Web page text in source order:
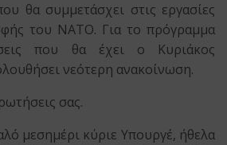
θα συμμετάσχει στις εργασίες
του ΝΑΤΟ. Για το πρόγραμμα
που θα έχει ο Κυριάκος
νεότερη ανακοίνωση.
σας.
μεσημέρι κύριε Υπουργέ, ήθελα